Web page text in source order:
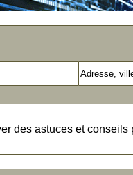
des astuces et